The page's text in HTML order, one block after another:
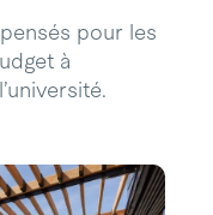
pour les
à